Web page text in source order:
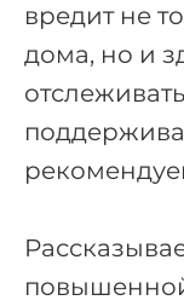
вредит не
дома, но и